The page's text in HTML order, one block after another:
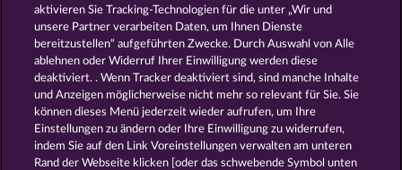
GATES OF ISHTAR
DEMI GODS V MEDUSA'S LAIR
aktivieren Sie Tracking-Technologien für die unter „Wir und
unsere Partner verarbeiten Daten, um Ihnen Dienste
bereitzustellen“ aufgeführten Zwecke. Durch Auswahl von Alle
ablehnen oder Widerruf Ihrer Einwilligung werden diese
deaktiviert. . Wenn Tracker deaktiviert sind, sind manche Inhalte
und Anzeigen möglicherweise nicht mehr so ​​relevant für Sie. Sie
können dieses Menü jederzeit wieder aufrufen, um Ihre
Einstellungen zu ändern oder Ihre Einwilligung zu widerrufen,
indem Sie auf den Link Voreinstellungen verwalten am unteren
Rand der Webseite klicken [oder das schwebende Symbol unten